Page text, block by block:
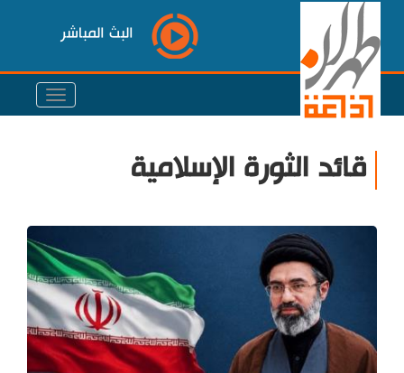
البث المباشر
قائد الثورة الإسلامية